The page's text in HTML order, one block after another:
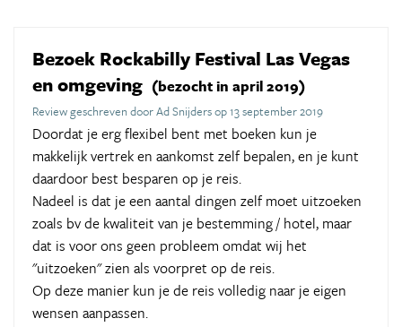
Bezoek Rockabilly Festival Las Vegas
en omgeving (bezocht in april 2019)
Review geschreven door Ad Snijders op 13 september 2019
Doordat je erg flexibel bent met boeken kun je
makkelijk vertrek en aankomst zelf bepalen, en je kunt
daardoor best besparen op je reis.
Nadeel is dat je een aantal dingen zelf moet uitzoeken
zoals bv de kwaliteit van je bestemming / hotel, maar
dat is voor ons geen probleem omdat wij het
"uitzoeken" zien als voorpret op de reis.
Op deze manier kun je de reis volledig naar je eigen
wensen aanpassen.